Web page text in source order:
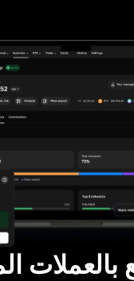
بالعملات